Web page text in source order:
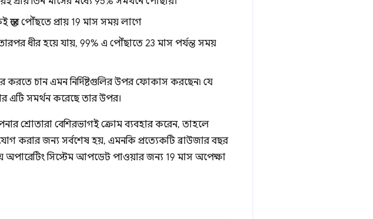
পৌঁছতে প্রায় 19 মাস সময় লাগে
ধীর হয়ে যায়, 99% এ পৌঁছাতে 23 মাস পর্যন্ত সময়
চান এমন নির্দিষ্টগুলির উপর ফোকাস করছেন৷ যে
এটি সমর্থন করেছে তার উপর।
শ্রোতারা বেশিরভাগই ক্রোম ব্যবহার করেন, তাহলে
করার জন্য সর্বশেষ হয়, এমনকি প্রত্যেকটি ব্রাউজার বছর
অপারেটিং সিস্টেম আপডেট পাওয়ার জন্য 19 মাস অপেক্ষা